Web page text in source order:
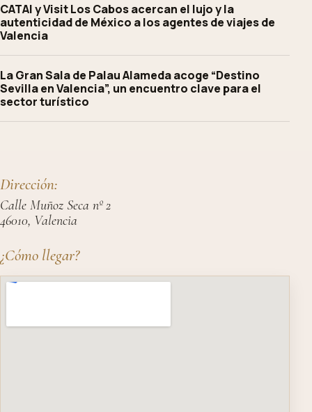
CATAI y Visit Los Cabos acercan el lujo y la
autenticidad de México a los agentes de viajes de
Valencia
La Gran Sala de Palau Alameda acoge “Destino
Sevilla en Valencia”, un encuentro clave para el
sector turístico
Dirección:
Calle Muñoz Seca nº 2
46010, Valencia
¿Cómo llegar?